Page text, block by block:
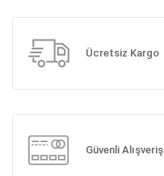
Ücretsiz Kargo
Güvenli Alışveriş